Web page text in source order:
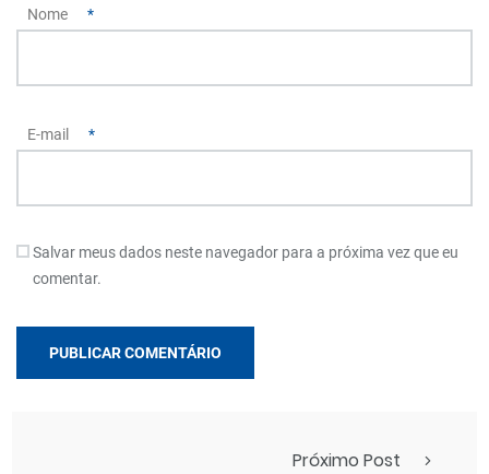
Nome *
E-mail *
Salvar meus dados neste navegador para a próxima vez que eu
comentar.
Próximo Post